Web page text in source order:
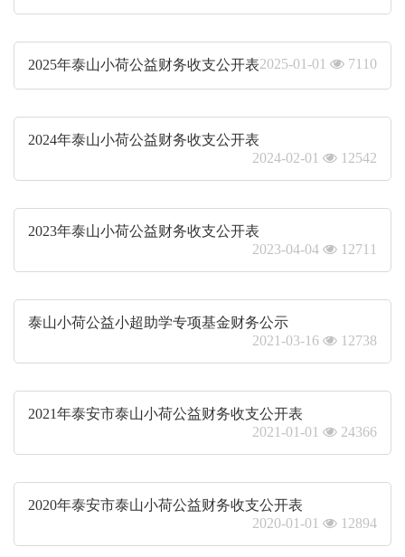
2025年泰山小荷公益财务收支公开表2025-01-01 7110
2024年泰山小荷公益财务收支公开表
2024-02-01
12542
2023年泰山小荷公益财务收支公开表
2023-04-04
12711
泰山小荷公益小超助学专项基金财务公示
2021-03-16
12738
2021年泰安市泰山小荷公益财务收支公开表
2021-01-01
24366
2020年泰安市泰山小荷公益财务收支公开表
2020-01-01
12894